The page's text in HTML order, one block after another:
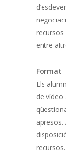
recursos
entre
Format
Els
de vídeo
apresos.